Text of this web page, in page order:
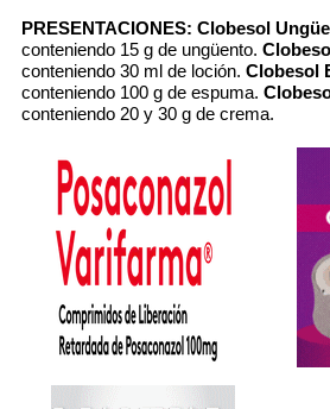
PRESENTACIONES: Clobesol
conteniendo 15 g de ungüento.
conteniendo 30 ml de loción. Clobesol
conteniendo 100 g de espuma.
conteniendo 20 y 30 g de crema.